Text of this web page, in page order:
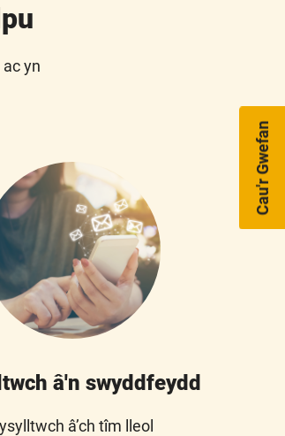
yn
â'n swyddfeydd
â’ch tîm lleol
Cau'r Gwefan